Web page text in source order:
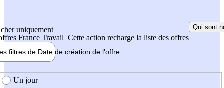
uniquement
France Travail Cette action recharge la liste des offres
Qui sont
filtres de Date de création de l'offre
création de l'offre
Un jour